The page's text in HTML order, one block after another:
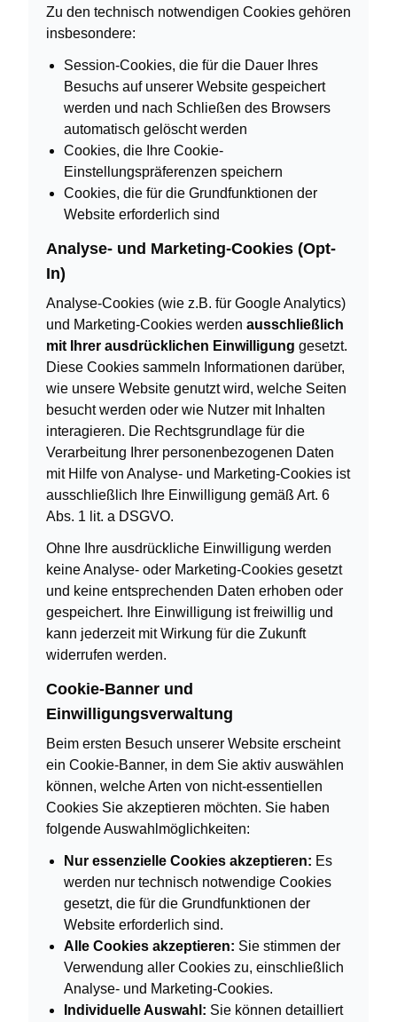
Zu den technisch notwendigen Cookies gehören
insbesondere:
Session-Cookies, die für die Dauer Ihres
Besuchs auf unserer Website gespeichert
werden und nach Schließen des Browsers
automatisch gelöscht werden
Cookies, die Ihre Cookie-
Einstellungspräferenzen speichern
Cookies, die für die Grundfunktionen der
Website erforderlich sind
Analyse- und Marketing-Cookies (Opt-
In)
Analyse-Cookies (wie z.B. für Google Analytics)
und Marketing-Cookies werden ausschließlich
mit Ihrer ausdrücklichen Einwilligung gesetzt.
Diese Cookies sammeln Informationen darüber,
wie unsere Website genutzt wird, welche Seiten
besucht werden oder wie Nutzer mit Inhalten
interagieren. Die Rechtsgrundlage für die
Verarbeitung Ihrer personenbezogenen Daten
mit Hilfe von Analyse- und Marketing-Cookies ist
ausschließlich Ihre Einwilligung gemäß Art. 6
Abs. 1 lit. a DSGVO.
Ohne Ihre ausdrückliche Einwilligung werden
keine Analyse- oder Marketing-Cookies gesetzt
und keine entsprechenden Daten erhoben oder
gespeichert. Ihre Einwilligung ist freiwillig und
kann jederzeit mit Wirkung für die Zukunft
widerrufen werden.
Cookie-Banner und
Einwilligungsverwaltung
Beim ersten Besuch unserer Website erscheint
ein Cookie-Banner, in dem Sie aktiv auswählen
können, welche Arten von nicht-essentiellen
Cookies Sie akzeptieren möchten. Sie haben
folgende Auswahlmöglichkeiten:
Nur essenzielle Cookies akzeptieren: Es
werden nur technisch notwendige Cookies
gesetzt, die für die Grundfunktionen der
Website erforderlich sind.
Alle Cookies akzeptieren: Sie stimmen der
Verwendung aller Cookies zu, einschließlich
Analyse- und Marketing-Cookies.
Individuelle Auswahl: Sie können detailliert